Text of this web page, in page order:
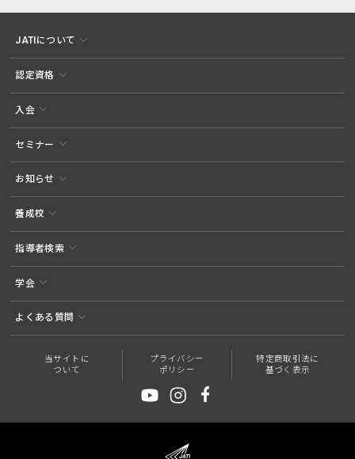
JATIについて
認定資格
入会
セミナー
お知らせ
養成校
指導者検索
学会
よくある質問
当サイトに
ついて
プライバシー
ポリシー
特定商取引法に
基づく表示